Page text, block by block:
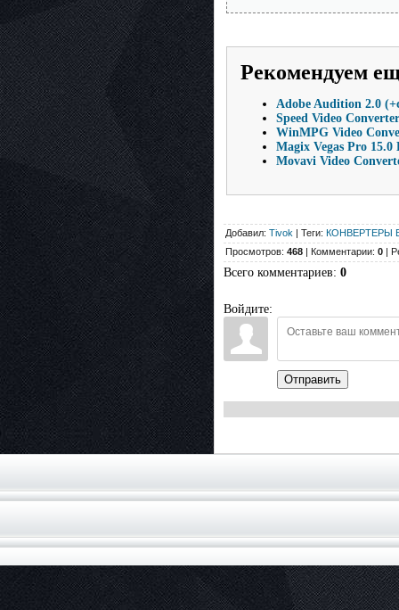
Рекомендуем
Adobe Audition 2.0
Speed Video
WinMPG Video
Magix Vegas Pro
Movavi Video
Добавил: Tivok | Теги: КОНВЕРТЕРЫ
Просмотров: 468 | Комментарии: 0 |
Всего комментариев: 0
Войдите:
Отправить